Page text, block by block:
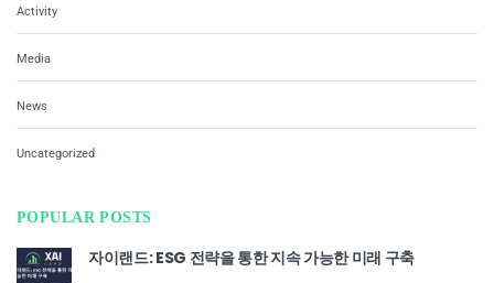
Activity
Media
News
Uncategorized
POPULAR POSTS
자이랜드: ESG 전략을 통한 지속 가능한 미래 구축